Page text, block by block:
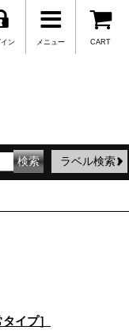
CART
メニュー
ン
ラベル検索
イプ］